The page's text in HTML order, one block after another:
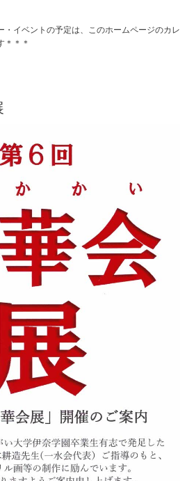
・イベントの予定は、このホームページのカレ
＊＊＊